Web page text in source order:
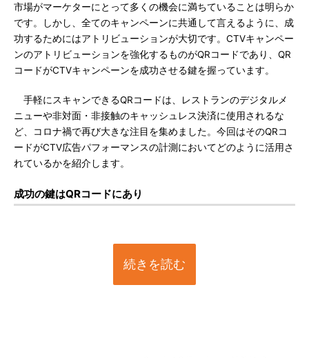
市場がマーケターにとって多くの機会に満ちていることは明らか
です。しかし、全てのキャンペーンに共通して言えるように、成
功するためにはアトリビューションが大切です。CTVキャンペー
ンのアトリビューションを強化するものがQRコードであり、QR
コードがCTVキャンペーンを成功させる鍵を握っています。
手軽にスキャンできるQRコードは、レストランのデジタルメ
ニューや非対面・非接触のキャッシュレス決済に使用されるな
ど、コロナ禍で再び大きな注目を集めました。今回はそのQRコ
ードがCTV広告パフォーマンスの計測においてどのように活用さ
れているかを紹介します。
成功の鍵はQRコードにあり
続きを読む